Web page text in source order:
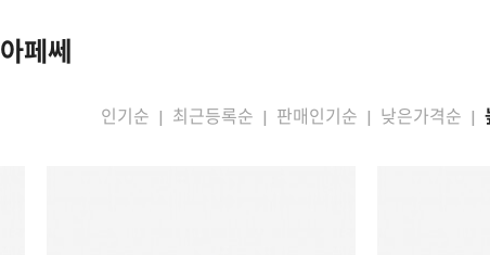
아페쎄
인기순 최근등록순 판매인기순 낮은가격순